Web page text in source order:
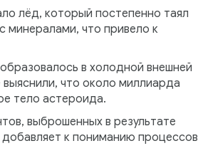
лёд, который постепенно таял
минералами, что привело к
в холодной внешней
что около миллиарда
тело астероида.
выброшенных в результате
к пониманию процессов